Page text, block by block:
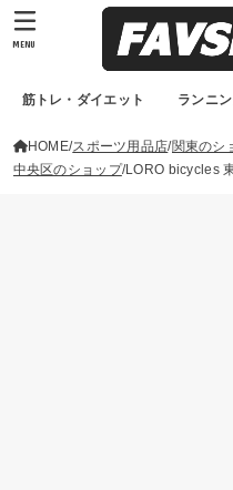
筋トレ・ダイエット ランニ
MENU
HOME スポーツ用品店 関東のシ
中央区のショップ LORO bicycles